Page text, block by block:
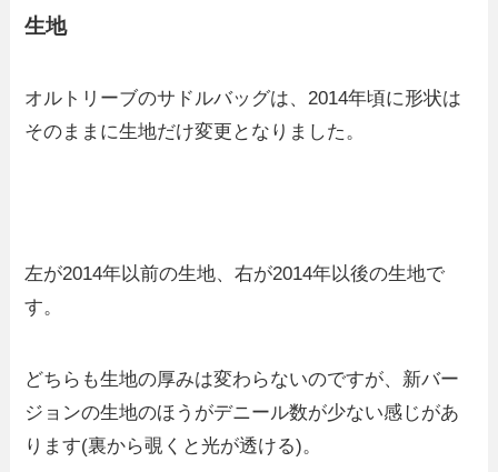
生地
オルトリーブのサドルバッグは、2014年頃に形状は
そのままに生地だけ変更となりました。
左が2014年以前の生地、右が2014年以後の生地で
す。
どちらも生地の厚みは変わらないのですが、新バー
ジョンの生地のほうがデニール数が少ない感じがあ
ります(裏から覗くと光が透ける)。